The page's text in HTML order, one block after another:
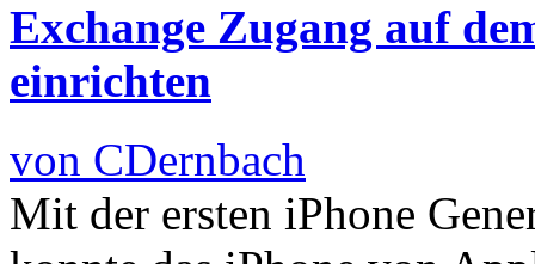
Exchange Zugang auf
einrichten
von CDernbach
Mit der ersten iPhone